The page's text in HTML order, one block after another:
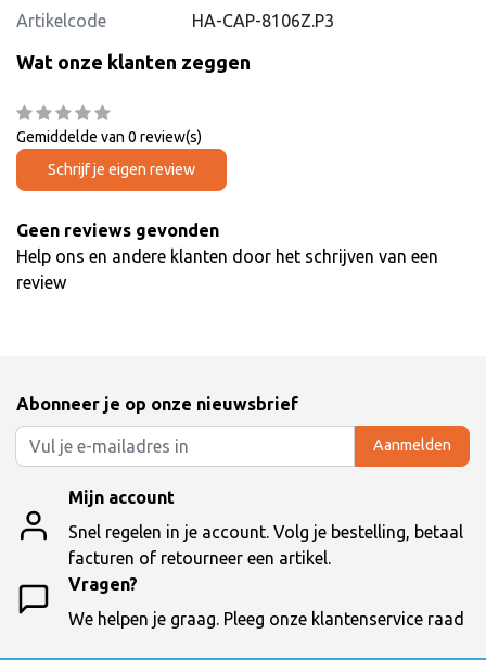
Artikelcode HA-CAP-8106Z.P3
Wat onze klanten zeggen
Gemiddelde van 0 review(s)
Schrijf je eigen review
Geen reviews gevonden
Help ons en andere klanten door het schrijven van een
review
Abonneer je op onze nieuwsbrief
Aanmelden
Mijn account
Snel regelen in je account. Volg je bestelling, betaal
facturen of retourneer een artikel.
Vragen?
We helpen je graag. Pleeg onze klantenservice raad